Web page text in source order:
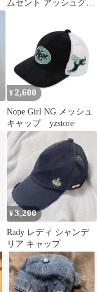
ムセント アッシュグレ
¥ 2,600
Nope Girl NG メッシュ
キャップ yzstore
¥3,200
Rady レディ シャンデ
リア キャップ